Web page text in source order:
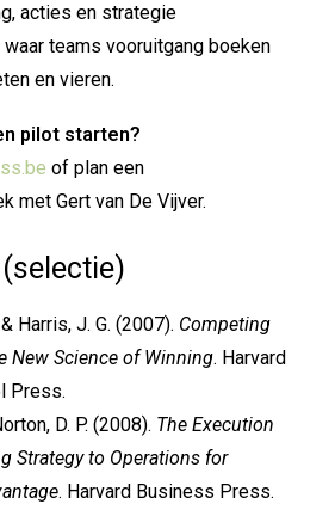
acties en strategie
teams vooruitgang boeken
en vieren.
pilot starten?
of plan een
met Gert van De Vijver.
Harris, J. G. (2007). Competing
New Science of Winning. Harvard
Press.
D. P. (2008). The Execution
Strategy to Operations for
. Harvard Business Press.